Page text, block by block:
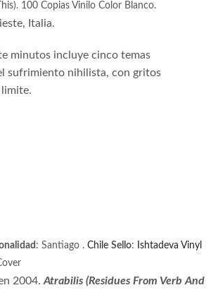
100 Copias Vinilo Color Blanco.
Italia.
minutos incluye cinco temas
sufrimiento nihilista, con gritos
limite.
: Santiago . Chile Sello:
Ishtadeva Vinyl
2004.Atrabilis (Residues From Verb And